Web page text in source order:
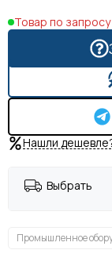
Товар по запросу
Нашли
Выбрать
Промышленное